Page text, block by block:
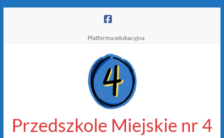
Platforma edukacyjna
Przedszkole Miejskie nr 4